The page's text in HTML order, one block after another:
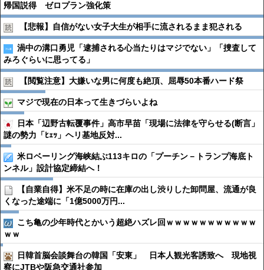
帰国説得 ゼロプラン強化策
【悲報】自信がない女子大生が相手に流されるまま犯される
渦中の溝口勇児「逮捕される心当たりはマジでない」「捜査して
みろぐらいに思ってる」
【閲覧注意】大嫌いな男に何度も絶頂、屈辱50本番ハード祭
マジで現在の日本って生きづらいよね
日本「辺野古転覆事件」高市早苗「現場に法律を守らせる(断言」
謎の勢力「ﾋｪｯ」ヘリ基地反対...
米ロベーリング海峡結ぶ113キロの「プーチン－トランプ海底ト
ンネル」設計協定締結へ！
【自業自得】米不足の時に在庫の出し渋りした卸問屋、流通が良
くなった途端に「1億5000万円...
こち亀の少年時代とかいう超絶ハズレ回ｗｗｗｗｗｗｗｗｗｗｗ
ｗｗ
日韓首脳会談舞台の韓国「安東」 日本人観光客誘致へ 現地視
察にJTBや阪急交通社参加